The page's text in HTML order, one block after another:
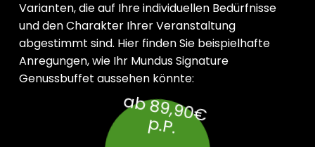
Varianten, die auf Ihre individuellen Bedürfnisse
und den Charakter Ihrer Veranstaltung
abgestimmt sind. Hier finden Sie beispielhafte
Anregungen, wie Ihr Mundus Signature
Genussbuffet aussehen könnte:
a
b
8
9
,9
0
€
p
.P
.